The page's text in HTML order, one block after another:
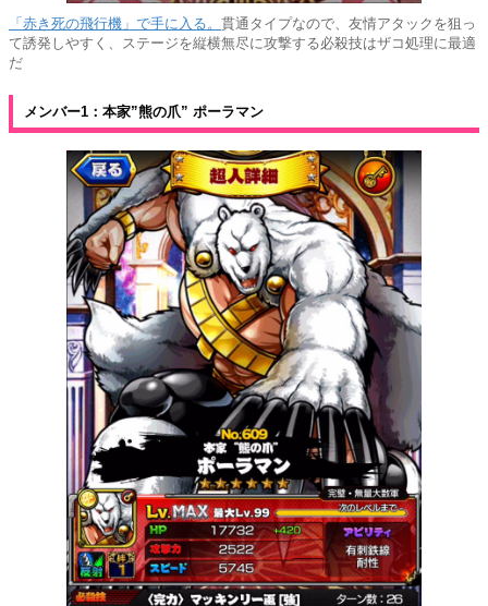
「赤き死の飛行機」で手に入る。 貫通タイプなので、友情アタックを狙っ
て誘発しやすく、ステージを縦横無尽に攻撃する必殺技はザコ処理に最適
だ
メンバー1：本家”熊の爪” ポーラマン